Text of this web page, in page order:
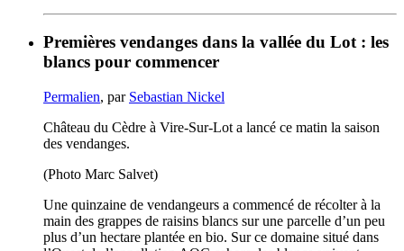
Premières vendanges dans la vallée du Lot : les
blancs pour commencer
Permalien, par Sebastian Nickel
Château du Cèdre à Vire-Sur-Lot a lancé ce matin la saison
des vendanges.
(Photo Marc Salvet)
Une quinzaine de vendangeurs a commencé de récolter à la
main des grappes de raisins blancs sur une parcelle d’un peu
plus d’un hectare plantée en bio. Sur ce domaine situé dans